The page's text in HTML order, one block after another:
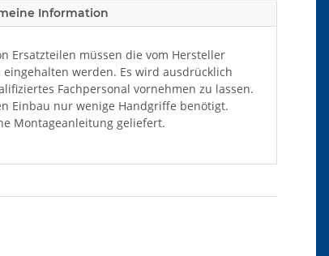
Information
Ersatzteilen müssen die vom Hersteller
werden. Es wird ausdrücklich
Fachpersonal vornehmen zu lassen.
Einbau nur wenige Handgriffe benötigt.
Montageanleitung geliefert.